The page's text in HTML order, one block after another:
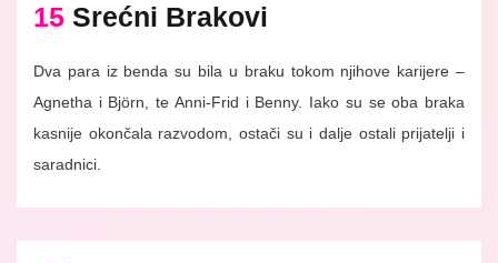
15 Srećni Brakovi
Dva para iz benda su bila u braku tokom njihove karijere –
Agnetha i Björn, te Anni-Frid i Benny. Iako su se oba braka
kasnije okončala razvodom, ostači su i dalje ostali prijatelji i
saradnici.